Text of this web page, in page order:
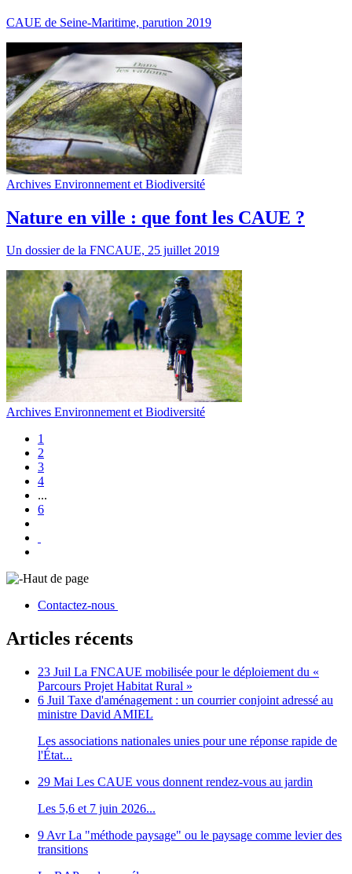
CAUE de Seine-Maritime, parution 2019
Archives Environnement et Biodiversité
Nature en ville : que font les CAUE ?
Un dossier de la FNCAUE, 25 juillet 2019
Archives Environnement et Biodiversité
1
2
3
4
...
6
Haut de page
Contactez-nous
Articles récents
23 Juil La FNCAUE mobilisée pour le déploiement du «
Parcours Projet Habitat Rural »
6 Juil Taxe d'aménagement : un courrier conjoint adressé au
ministre David AMIEL
Les associations nationales unies pour une réponse rapide de
l'État...
29 Mai Les CAUE vous donnent rendez-vous au jardin
Les 5,6 et 7 juin 2026...
9 Avr La "méthode paysage" ou le paysage comme levier des
transitions